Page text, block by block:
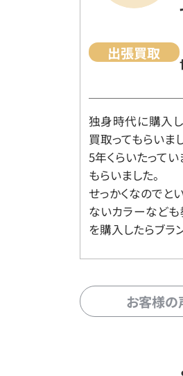
出張買取
独身時代に購入
買取ってもらいま
5年くらいたって
もらいました。
せっかくなのでと
ないカラーなども
を購入したらブラ
お客様